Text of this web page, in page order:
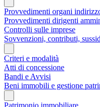
Provvedimenti organi
Provvedimenti dirigenti
Controlli sulle imprese
Sovvenzioni, contributi,
Criteri e modalità
Atti di concessione
Bandi e Avvisi
Beni immobili e gestione
Patrimonio immobiliare